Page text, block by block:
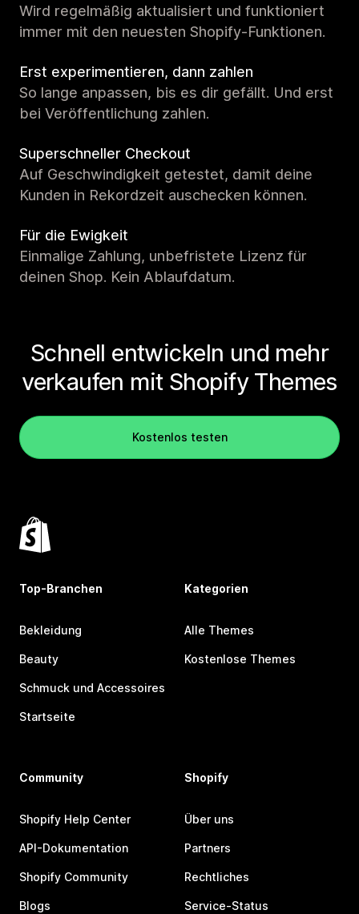
Wird regelmäßig aktualisiert und funktioniert
immer mit den neuesten Shopify-Funktionen.
Erst experimentieren, dann zahlen
So lange anpassen, bis es dir gefällt. Und erst
bei Veröffentlichung zahlen.
Superschneller Checkout
Auf Geschwindigkeit getestet, damit deine
Kunden in Rekordzeit auschecken können.
Für die Ewigkeit
Einmalige Zahlung, unbefristete Lizenz für
deinen Shop. Kein Ablaufdatum.
Schnell entwickeln und mehr
verkaufen mit Shopify Themes
Kostenlos testen
Top-Branchen
Bekleidung
Beauty
Schmuck und Accessoires
Startseite
Kategorien
Alle Themes
Kostenlose Themes
Community
Shopify Help Center
API-Dokumentation
Shopify Community
Blogs
Shopify
Über uns
Partners
Rechtliches
Service-Status